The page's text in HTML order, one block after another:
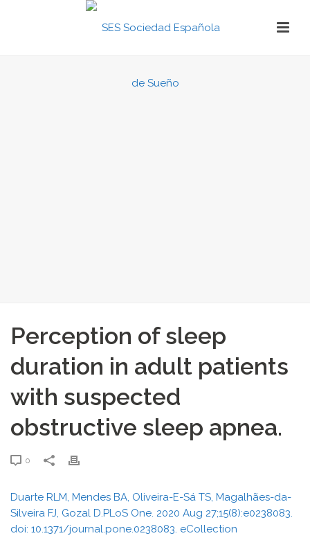
Perception of sleep
duration in adult patients
with suspected
obstructive sleep apnea.
0
Duarte RLM, Mendes BA, Oliveira-E-Sá TS, Magalhães-da-
Silveira FJ, Gozal D.PLoS One. 2020 Aug 27;15(8):e0238083.
doi: 10.1371/journal.pone.0238083. eCollection